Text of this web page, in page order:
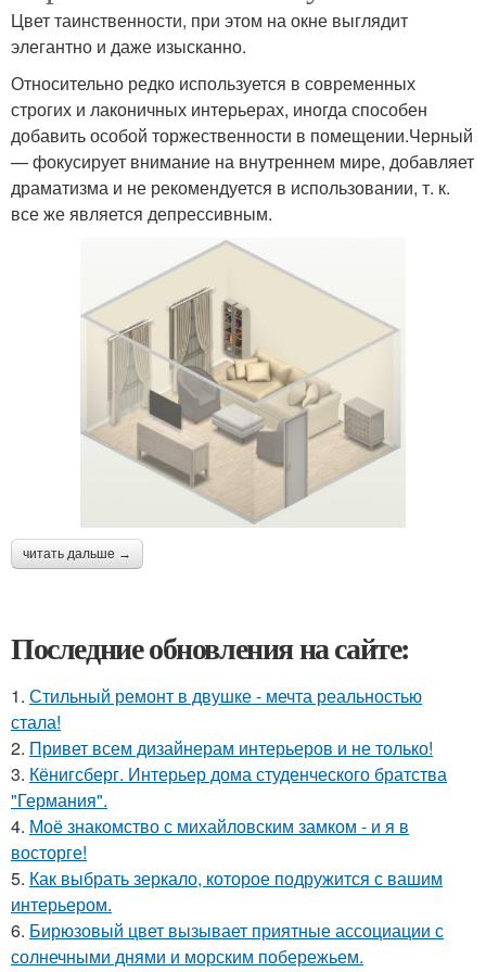
Цвет таинственности, при этом на окне выглядит
элегантно и даже изысканно.
Относительно редко используется в современных
строгих и лаконичных интерьерах, иногда способен
добавить особой торжественности в помещении.Черный
— фокусирует внимание на внутреннем мире, добавляет
драматизма и не рекомендуется в использовании, т. к.
все же является депрессивным.
читать дальше →
Последние обновления на сайте:
1. Стильный ремонт в двушке - мечта реальностью
стала!
2. Привет всем дизайнерам интерьеров и не только!
3. Кёнигсберг. Интерьер дома студенческого братства
"Германия".
4. Моё знакомство с михайловским замком - и я в
восторге!
5. Как выбрать зеркало, которое подружится с вашим
интерьером.
6. Бирюзовый цвет вызывает приятные ассоциации с
солнечными днями и морским побережьем.